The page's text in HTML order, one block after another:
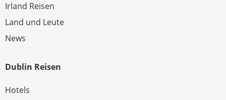
Irland Reisen
Land und Leute
News
Dublin Reisen
Hotels